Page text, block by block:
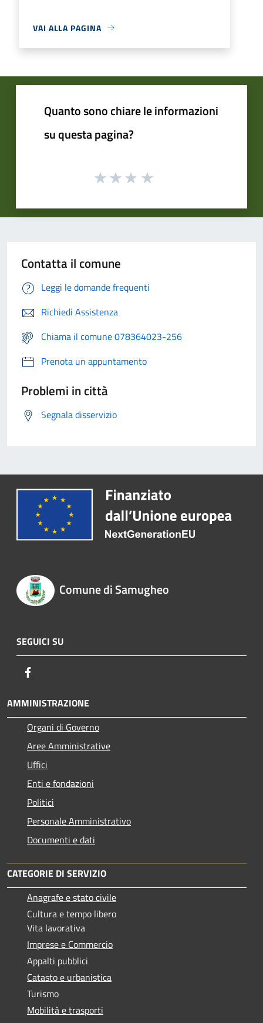
VAI ALLA PAGINA
Quanto sono chiare le informazioni
su questa pagina?
Contatta il comune
Leggi le domande frequenti
Richiedi Assistenza
Chiama il comune 078364023-256
Prenota un appuntamento
Problemi in città
Segnala disservizio
Comune di Samugheo
SEGUICI SU
AMMINISTRAZIONE
Organi di Governo
Aree Amministrative
Uffici
Enti e fondazioni
Politici
Personale Amministrativo
Documenti e dati
CATEGORIE DI SERVIZIO
Anagrafe e stato civile
Cultura e tempo libero
Vita lavorativa
Imprese e Commercio
Appalti pubblici
Catasto e urbanistica
Turismo
Mobilità e trasporti